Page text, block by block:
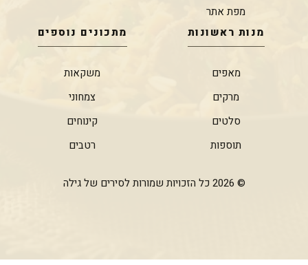
מפת אתר
מנות ראשונות
מאפים
מרקים
סלטים
תוספות
מתכונים נוספים
משקאות
צמחוני
קינוחים
רטבים
© 2026 כל הזכויות שמורות לסירים של גילה